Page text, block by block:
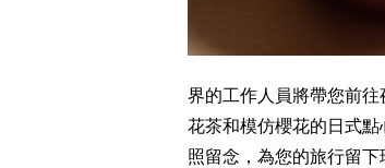
界的工作人員將帶您前
花茶和模仿櫻花的日式
照留念，為您的旅行留下